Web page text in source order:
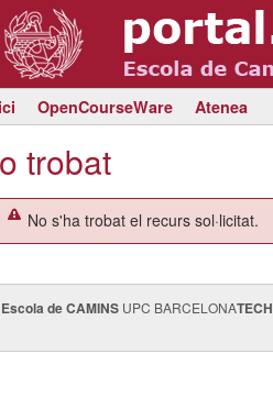
OpenCourseWare Atenea
trobat
No s'ha trobat el recurs sol·licitat.
Escola de CAMINS UPC BARCELONATECH